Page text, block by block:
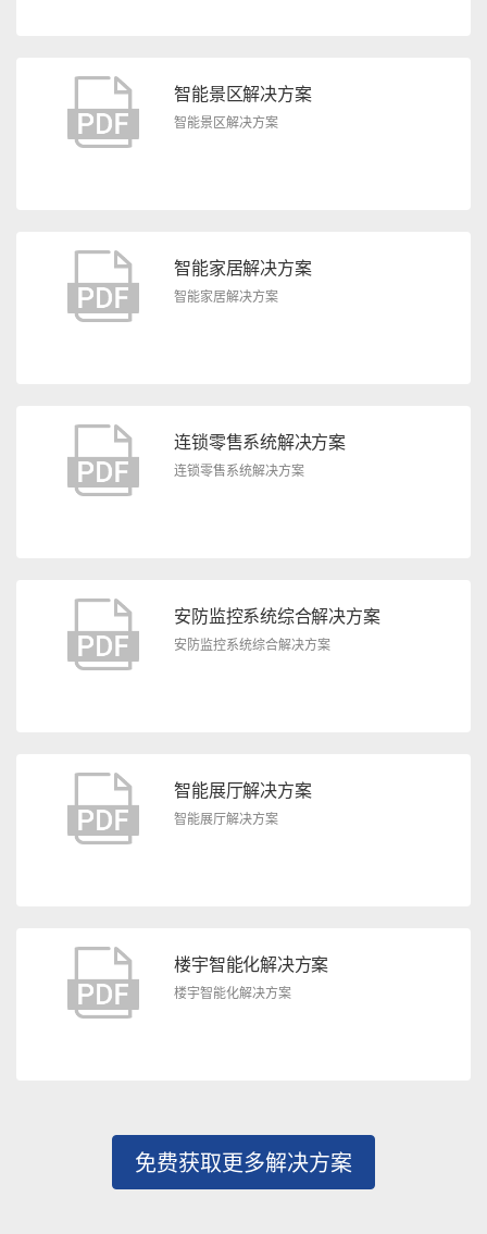
智能景区解决方案
智能景区解决方案
智能家居解决方案
智能家居解决方案
连锁零售系统解决方案
连锁零售系统解决方案
安防监控系统综合解决方案
安防监控系统综合解决方案
智能展厅解决方案
智能展厅解决方案
楼宇智能化解决方案
楼宇智能化解决方案
免费获取更多解决方案